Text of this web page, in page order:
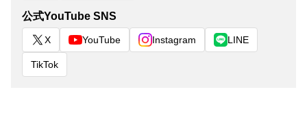
公式YouTube SNS
X YouTube Instagram LINE
TikTok